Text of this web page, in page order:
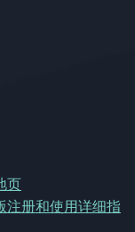
页
注册和使用详细指